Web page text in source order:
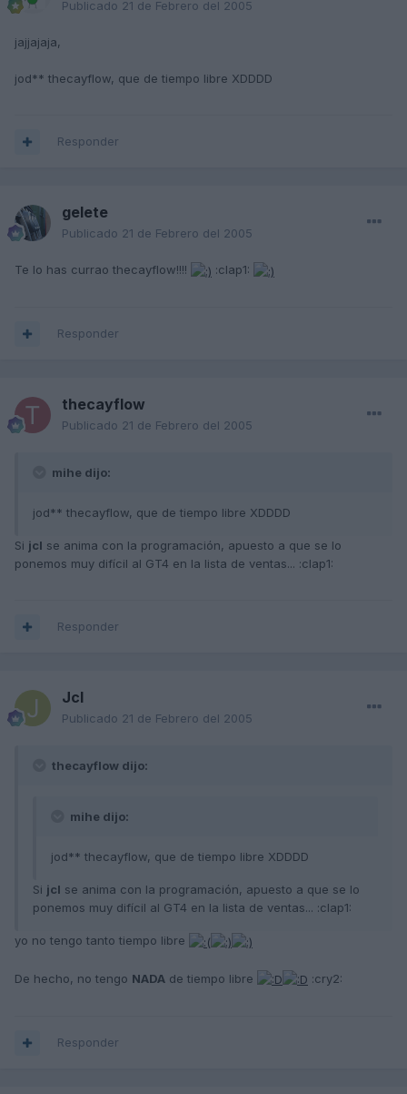
Publicado 21 de Febrero del 2005
jajjajaja,
jod** thecayflow, que de tiempo libre XDDDD
Responder
gelete
Publicado 21 de Febrero del 2005
Te lo has currao thecayflow!!!! :clap1:
Responder
thecayflow
Publicado 21 de Febrero del 2005
mihe dijo:
jod** thecayflow, que de tiempo libre XDDDD
Si jcl se anima con la programación, apuesto a que se lo
ponemos muy difícil al GT4 en la lista de ventas... :clap1:
Responder
Jcl
Publicado 21 de Febrero del 2005
thecayflow dijo:
mihe dijo:
jod** thecayflow, que de tiempo libre XDDDD
Si jcl se anima con la programación, apuesto a que se lo
ponemos muy difícil al GT4 en la lista de ventas... :clap1:
yo no tengo tanto tiempo libre
De hecho, no tengo NADA de tiempo libre :cry2:
Responder